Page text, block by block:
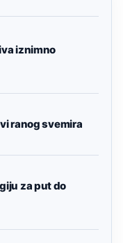
iznimno
ranog svemira
za put do